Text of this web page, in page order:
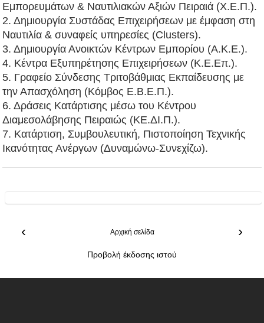
Εμπορευμάτων & Ναυτιλιακών Αξιών Πειραιά (Χ.Ε.Π.).
2. Δημιουργία Συστάδας Επιχειρήσεων με έμφαση στη
Ναυτιλία & συναφείς υπηρεσίες (Clusters).
3. Δημιουργία Ανοικτών Κέντρων Εμπορίου (Α.Κ.Ε.).
4. Κέντρα Εξυπηρέτησης Επιχειρήσεων (Κ.Ε.Επ.).
5. Γραφείο Σύνδεσης Τριτοβάθμιας Εκπαίδευσης με
την Απασχόληση (Κόμβος Ε.Β.Ε.Π.).
6. Δράσεις Κατάρτισης μέσω του Κέντρου
Διαμεσολάβησης Πειραιώς (KΕ.ΔΙ.Π.).
7. Κατάρτιση, Συμβουλευτική, Πιστοποίηση Τεχνικής
Ικανότητας Ανέργων (Δυναμώνω-Συνεχίζω).
‹ ›
Αρχική σελίδα
Προβολή έκδοσης ιστού